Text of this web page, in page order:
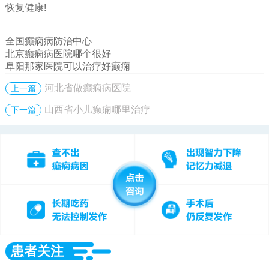
恢复健康!
全国癫痫病防治中心
北京癫痫病医院哪个很好
阜阳那家医院可以治疗好癫痫
上一篇 河北省做癫痫病医院
下一篇 山西省小儿癫痫哪里治疗
患者关注